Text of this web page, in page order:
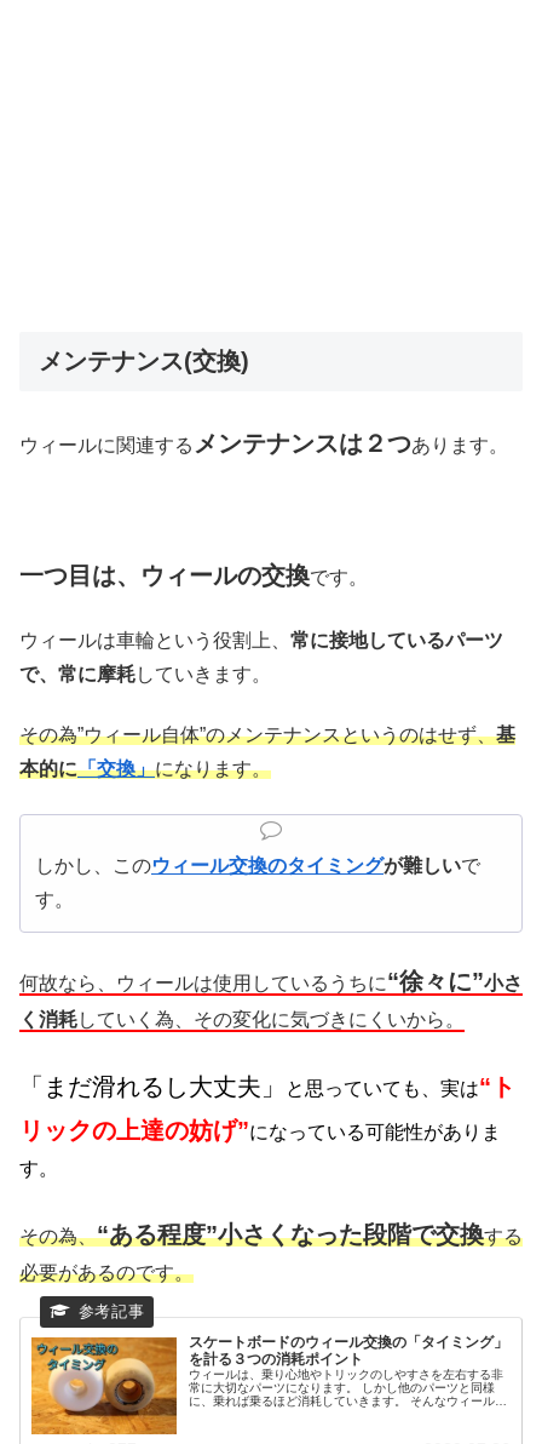
メンテナンス(交換)
ウィールに関連する メンテナンスは２つあります。
一つ目は、ウィールの交換です。
ウィールは車輪という役割上、 常に接地しているパーツ
で、常に摩耗していきます。
その為”ウィール自体”のメンテナンスというのはせず、基
本的に「交換」になります。
しかし、このウィール交換のタイミングが難しいで
す。
何故なら、ウィールは使用しているうちに“徐々に”小さ
く消耗していく為、その変化に気づきにくいから。
「まだ滑れるし大丈夫」 と思っていても、実は“ト
リックの上達の妨げ”になっている可能性がありま
す。
その為、“ある程度”小さくなった段階で交換する
必要があるのです。
スケートボードのウィール交換の「タイミング」
を計る３つの消耗ポイント
ウィールは、乗り心地やトリックのしやすさを左右する非
常に大切なパーツになります。 しかし他のパーツと同様
に、乗れば乗るほど消耗していきます。 そんなウィールで